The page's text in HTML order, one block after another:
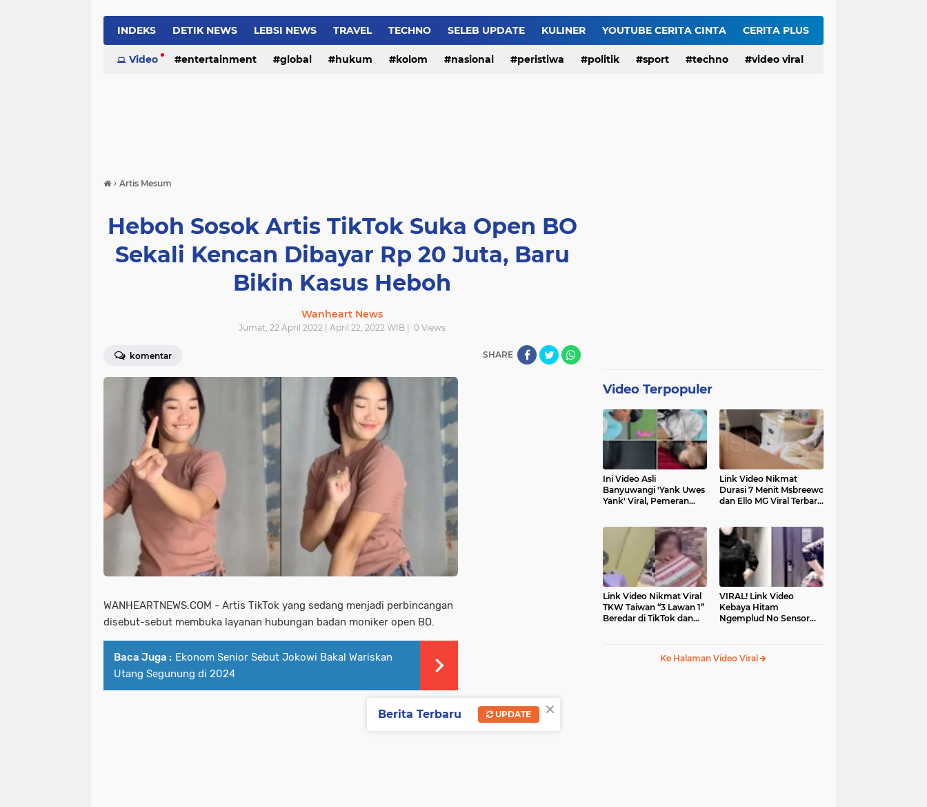
HEBOH Hilda Clarissa Theopilus Kerja di RS Mana? Viral Komentar 'Puas' terkait Meninggalnya Pasien BPJS
INDEKS DETIK NEWS LEBSI NEWS TRAVEL TECHNO SELEB UPDATE KULINER YOUTUBE CERITA CINTA CERITA PLUS
Video entertainment global hukum kolom nasional peristiwa politik sport techno video viral
› Artis Mesum
Heboh Sosok Artis TikTok Suka Open BO
Sekali Kencan Dibayar Rp 20 Juta, Baru
Bikin Kasus Heboh
Wanheart News
Jumat, 22 April 2022 | April 22, 2022 WIB | 0 Views
komentar SHARE
WANHEARTNEWS.COM - Artis TikTok yang sedang menjadi perbincangan
disebut-sebut membuka layanan hubungan badan moniker open BO.
Baca Juga : Ekonom Senior Sebut Jokowi Bakal Wariskan
Utang Segunung di 2024
Video Terpopuler
Ini Video Asli
Banyuwangi 'Yank Uwes
Yank' Viral, Pemeran
Link Video Nikmat
Durasi 7 Menit Msbreewc
dan Ello MG Viral Terbaru
Link Video Nikmat Viral
TKW Taiwan “3 Lawan 1”
Beredar di TikTok dan
VIRAL! Link Video
Kebaya Hitam
Ngemplud No Sensor
Ke Halaman Video Viral
×
Berita Terbaru UPDATE